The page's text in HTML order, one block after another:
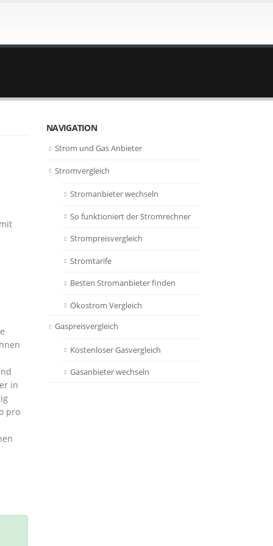
in
pro
NAVIGATION
Strom und Gas Anbieter
Stromvergleich
Stromanbieter wechseln
So funktioniert der Stromrechner
Strompreisvergleich
Stromtarife
Besten Stromanbieter finden
Ökostrom Vergleich
Gaspreisvergleich
Kostenloser Gasvergleich
Gasanbieter wechseln